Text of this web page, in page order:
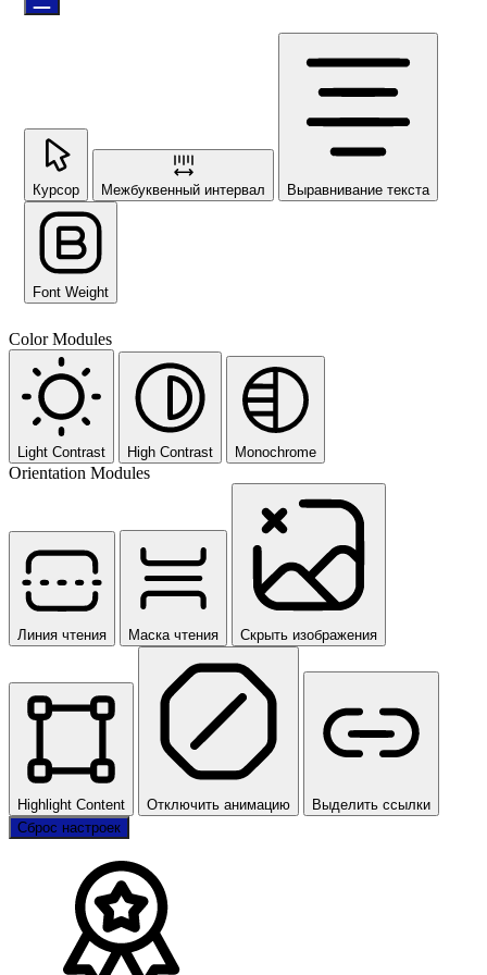
Курсор Межбуквенный интервал Выравнивание текста
Font Weight
Color Modules
Light Contrast High Contrast Monochrome
Orientation Modules
Линия чтения Маска чтения Скрыть изображения
Highlight Content Отключить анимацию
Выделить ссылки
Сброс настроек